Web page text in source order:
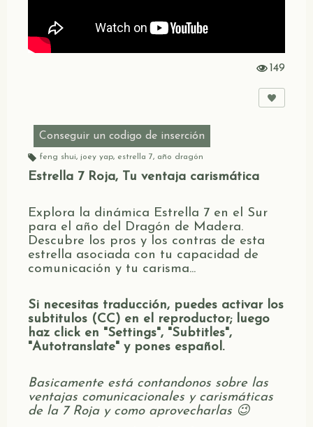
st
as
149
Conseguir un codigo de inserción
iq
feng shui, joey yap, estrella 7, año dragón
Estrella 7 Roja, Tu ventaja carismática
Explora la dinámica Estrella 7 en el Sur
para el año del Dragón de Madera.
Descubre los pros y los contras de esta
estrella asociada con tu capacidad de
comunicación y tu carisma...
Si necesitas traducción, puedes activar los
subtitulos (CC) en el reproductor; luego
haz click en "Settings", "Subtitles",
"Autotranslate" y pones español.
Basicamente está contandonos sobre las
ventajas comunicacionales y carismáticas
de la 7 Roja y como aprovecharlas 😉